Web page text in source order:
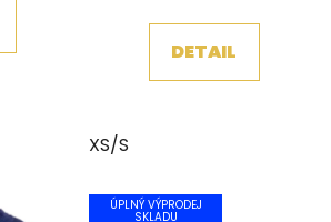
DETAIL
XS/S
ÚPLNÝ VÝPRODEJ
SKLADU